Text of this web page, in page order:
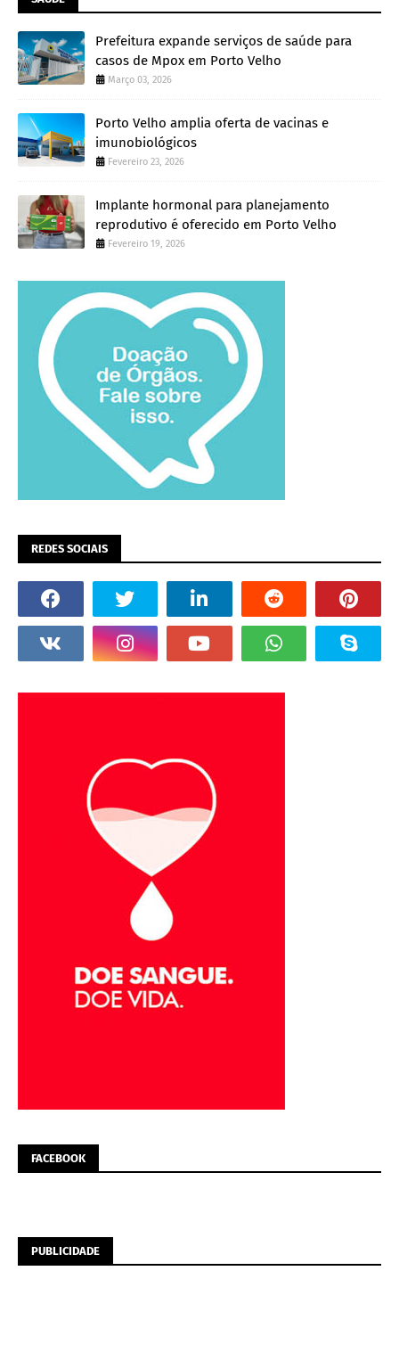
Prefeitura expande serviços de saúde para
casos de Mpox em Porto Velho
Março 03, 2026
Porto Velho amplia oferta de vacinas e
imunobiológicos
Fevereiro 23, 2026
Implante hormonal para planejamento
reprodutivo é oferecido em Porto Velho
Fevereiro 19, 2026
REDES SOCIAIS
FACEBOOK
PUBLICIDADE